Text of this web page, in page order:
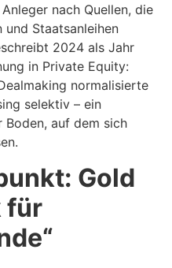
nach Quellen, die
Staatsanleihen
2024 als Jahr
in Private Equity:
normalisierte
selektiv – ein
Boden, auf dem sich
Gold
für